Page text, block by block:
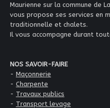
Maurienne sur la commune de
vous propose ses services en
traditionnelle et chalets.
Il vous accompagne durant
NOS SAVOIR-FAIRE
- Maçonnerie
- Charpente
- Travaux publics
- Transport levage